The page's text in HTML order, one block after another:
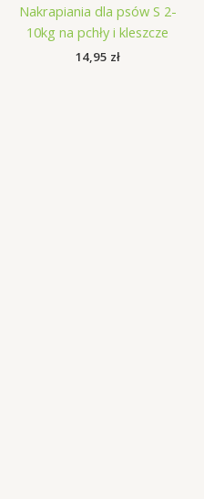
Nakrapiania dla psów S 2-
10kg na pchły i kleszcze
14,95 zł